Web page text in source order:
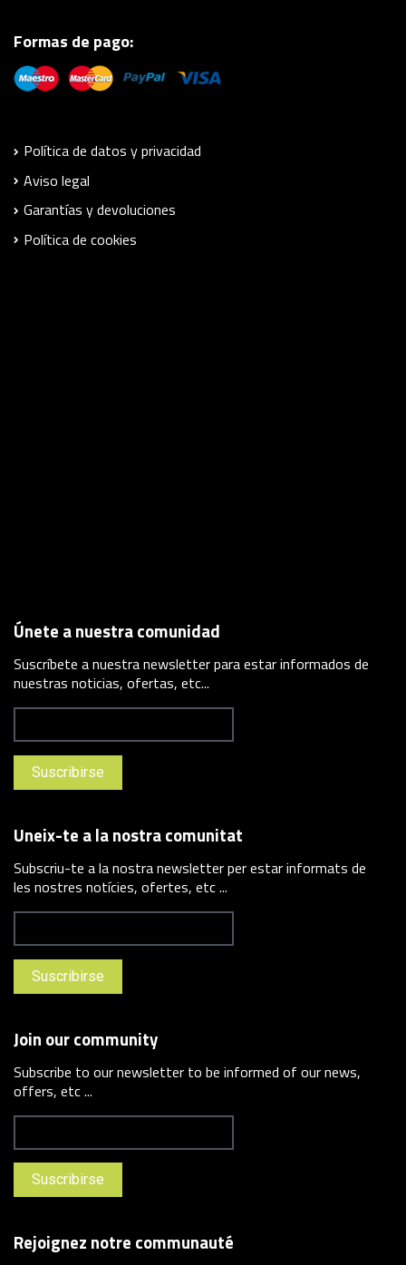
Formas de pago:
Política de datos y privacidad
Aviso legal
Garantías y devoluciones
Política de cookies
Únete a nuestra comunidad
Suscríbete a nuestra newsletter para estar informados de
nuestras noticias, ofertas, etc...
Uneix-te a la nostra comunitat
Subscriu-te a la nostra newsletter per estar informats de
les nostres notícies, ofertes, etc ...
Join our community
Subscribe to our newsletter to be informed of our news,
offers, etc ...
Rejoignez notre communauté